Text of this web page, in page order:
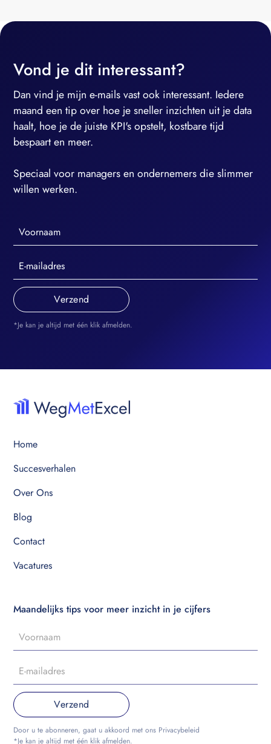
Vond je dit interessant?
Dan vind je mijn e-mails vast ook interessant. Iedere
maand een tip over hoe je sneller inzichten uit je data
haalt, hoe je de juiste KPI's opstelt, kostbare tijd
bespaart en meer.
Speciaal voor managers en ondernemers die slimmer
willen werken.
*Je kan je altijd met één klik afmelden.
Home
Succesverhalen
Over Ons
Blog
Contact
Vacatures
Maandelijks tips voor meer inzicht in je cijfers
Door u te abonneren, gaat u akkoord met ons Privacybeleid
*Je kan je altijd met één klik afmelden.